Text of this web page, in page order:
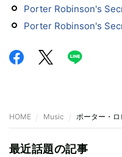
Porter Robinson's
Porter Robinson's
HOME Music ポーター・
最近話題の記事